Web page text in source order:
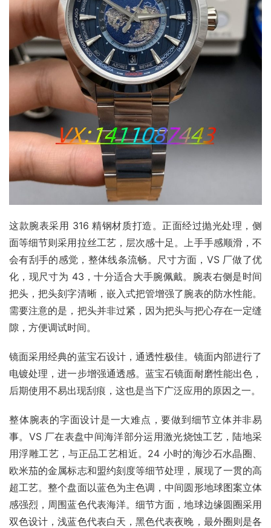
这款腕表采用 316 精钢材质打造。正面经过抛光处理，侧
面等细节则采用拉丝工艺，层次感十足。上手手感顺滑，不
会有刮手的感觉，整体线条流畅。尺寸方面，VS 厂做了优
化，现尺寸为 43，十分适合大手腕佩戴。腕表右侧是时间
把头，把头刻字清晰，嵌入式把管增强了腕表的防水性能。
需要注意的是，把头并非过紧，因为把头与把心存在一定缝
隙，方便调试时间。
镜面采用经典的蓝宝石设计，通透性极佳。镜面内部进行了
电镀处理，进一步增强通透感。蓝宝石镜面耐磨性能出色，
后期使用不易出现刮痕，这也是当下广泛应用的原因之一。
整体腕表的字面设计是一大难点，要做到细节立体并非易
事。VS 厂在表盘中间海洋部分运用激光烧蚀工艺，陆地采
用浮雕工艺，与正品工艺相近。24 小时的海沙石水晶圈、
欧米茄的金属标志和盟约刻度等细节处理，展现了一贯的高
超工艺。整个盘面以蓝色为主色调，中间圆形地球图案立体
感强烈，周围蓝色代表海洋。细节方面，地球边缘圆圈采用
双色设计，浅蓝色代表白天，黑色代表夜晚，最外圈则是各